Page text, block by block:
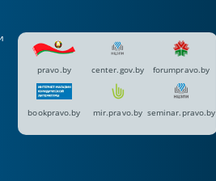
pravo.by center.gov.by forumpravo.by
bookpravo.by mir.pravo.by seminar.pravo.by